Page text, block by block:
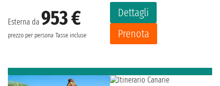
Esterna da 953 €
prezzo per persona Tasse incluse
Dettagli
Prenota